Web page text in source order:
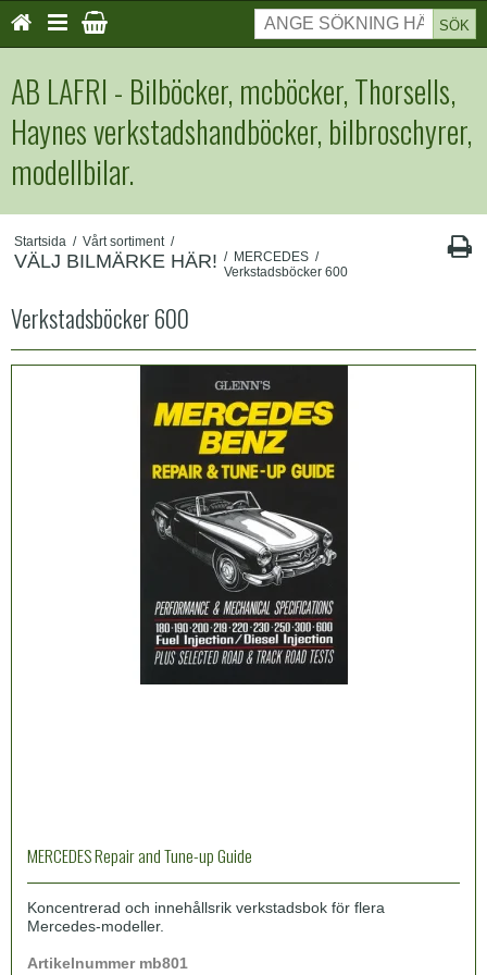
SÖK
AB LAFRI - Bilböcker, mcböcker, Thorsells,
Haynes verkstadshandböcker, bilbroschyrer,
modellbilar.
Startsida / Vårt sortiment /
VÄLJ BILMÄRKE HÄR! / MERCEDES /
Verkstadsböcker 600
Verkstadsböcker 600
MERCEDES Repair and Tune-up Guide
Koncentrerad och innehållsrik verkstadsbok för flera
Mercedes-modeller.
Artikelnummer mb801